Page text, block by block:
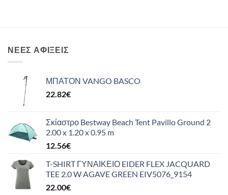
ΝΈΕΣ ΑΦΊΞΕΙΣ
ΜΠΑΤΟΝ VANGO BASCO
22.82€
Σκίαστρο Bestway Beach Tent Pavillo Ground 2
2.00 x 1.20 x 0.95 m
12.56€
T-SHIRT ΓΥΝΑΙΚΕΙΟ EIDER FLEX JACQUARD
TEE 2.0 W AGAVE GREEN EIV5076_9154
22.00€